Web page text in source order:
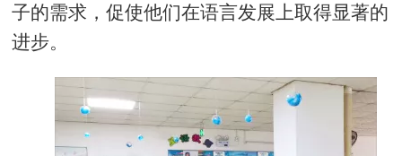
子的需求，促使他们在语言发展上取得显著的
进步。